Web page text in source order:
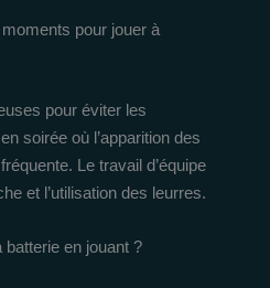
pour jouer à
pour éviter les
soirée où l’apparition des
Le travail d’équipe
et l’utilisation des leurres.
en jouant ?